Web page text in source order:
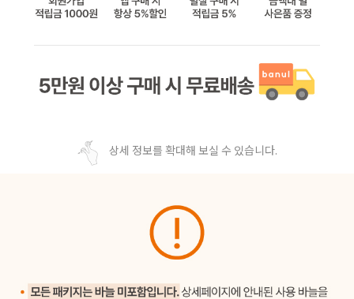
상세 정보를 확대해 보실 수 있습니다.